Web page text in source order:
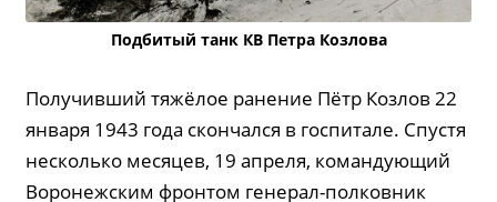
Подбитый танк КВ Петра Козлова
Получивший тяжёлое ранение Пётр Козлов 22
января 1943 года скончался в госпитале. Спустя
несколько месяцев, 19 апреля, командующий
Воронежским фронтом генерал-полковник